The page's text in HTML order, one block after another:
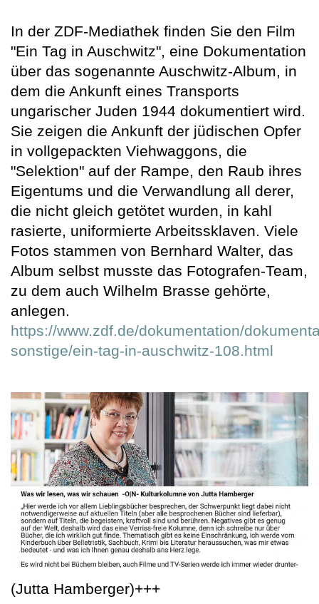
In der ZDF-Mediathek finden Sie den Film
"Ein Tag in Auschwitz", eine Dokumentation
über das sogenannte Auschwitz-Album, in
dem die Ankunft eines Transports
ungarischer Juden 1944 dokumentiert wird.
Sie zeigen die Ankunft der jüdischen Opfer
in vollgepackten Viehwaggons, die
"Selektion" auf der Rampe, den Raub ihres
Eigentums und die Verwandlung all derer,
die nicht gleich getötet wurden, in kahl
rasierte, uniformierte Arbeitssklaven. Viele
Fotos stammen von Bernhard Walter, das
Album selbst musste das Fotografen-Team,
zu dem auch Wilhelm Brasse gehörte,
anlegen.
https://www.zdf.de/dokumentation/
sonstige/ein-tag-in-auschwitz-108.html
(Jutta Hamberger)+++